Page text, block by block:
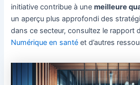
initiative contribue à unemeilleure
un aperçu plus approfondi des
dans ce secteur, consultez le rapport
Numérique en santé et d’autres